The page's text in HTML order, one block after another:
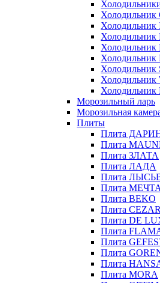
Холодильник
Холодильник
Холодильник
Холодильник
Морозильный ларь
Морозильная
Плиты
Плита
Плита
Плита ЗЛАТА
Плита ЛАДА
Плита
Плита МЕЧТА
Плита BEKO
Плита
Плита DE
Плита
Плита
Плита
Плита
Плита MORA